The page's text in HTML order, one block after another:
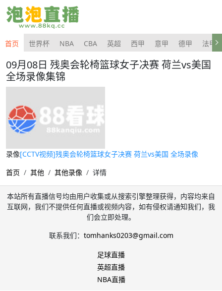
首页 世界杯 NBA CBA 英超 西甲 意甲 德甲 法甲
09月08日 残奥会轮椅篮球女子决赛 荷兰vs美国
全场录像集锦
录像[CCTV视频]残奥会轮椅篮球女子决赛 荷兰vs美国 全场录像
首页
其他 其他录像 详情
本站所有直播信号均由用户收集或从搜索引擎整理获得，内容均来自
互联网，我们不提供任何直播或视频内容，如有侵权请通知我们，我
们会立即处理。
联系我们： tomhanks0203@gmail.com
足球直播
英超直播
NBA直播